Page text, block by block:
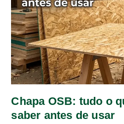
Chapa OSB: tudo o
saber antes de usar